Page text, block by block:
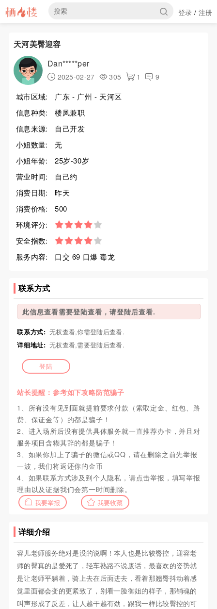
登录 / 注册
天河美臀迎容
Dan*****per
2025-02-27 305 1 9
城市区域:
广东 - 广州 - 天河区
信息种类:
楼凤兼职
信息来源:
自己开发
小姐数量:
无
小姐年龄:
25岁-30岁
营业时间:
自己约
消费日期:
昨天
消费价格:
500
环境评分:
安全指数:
服务内容:
口交 69 口爆 毒龙
联系方式
此信息查看需要登陆查看，请登陆后查看.
联系方式: 无权查看,你需登陆后查看.
详细地址: 无权查看,需要登陆后查看.
登陆
站长提醒：参考如下攻略防范骗子
1、所有没有见到面就提前要求付款（索取定金、红包、路
费、保证金等）的都是骗子！
2、进入场所后没有提供具体服务就一直推荐办卡，并且对
服务项目含糊其辞的都是骗子！
3、如果你加上了骗子的微信或QQ，请在删除之前先举报
一波，我们将返还你的金币
4、如果联系方式涉及到个人隐私，请点击举报，填写举报
理由以及证据我们会第一时间删除。
我要举报 我要收藏
详细介绍
容儿老师服务绝对是没的说啊！本人也是比较臀控，迎容老
师的臀真的是爱死了，轻车熟路不说废话，最喜欢的姿势就
是让老师平躺着，骑上去在后面进去，看着那翘臀抖动着感
觉里面都会变的更紧致了，别看一脸御姐的样子，那销魂的
叫声形成了反差，让人越干越有劲，跟我一样比较臀控的可